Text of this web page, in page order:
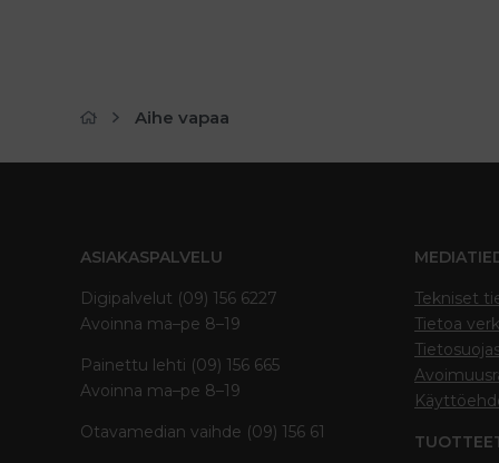
Aihe vapaa
ASIAKASPALVELU
Digipalvelut (09) 156 6227
Avoinna ma–pe 8–19
Painettu lehti (09) 156 665
Avoinna ma–pe 8–19
Otavamedian vaihde (09) 156 61
Tekniset
Tietoa